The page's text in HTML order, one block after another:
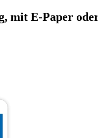
mit E-Paper